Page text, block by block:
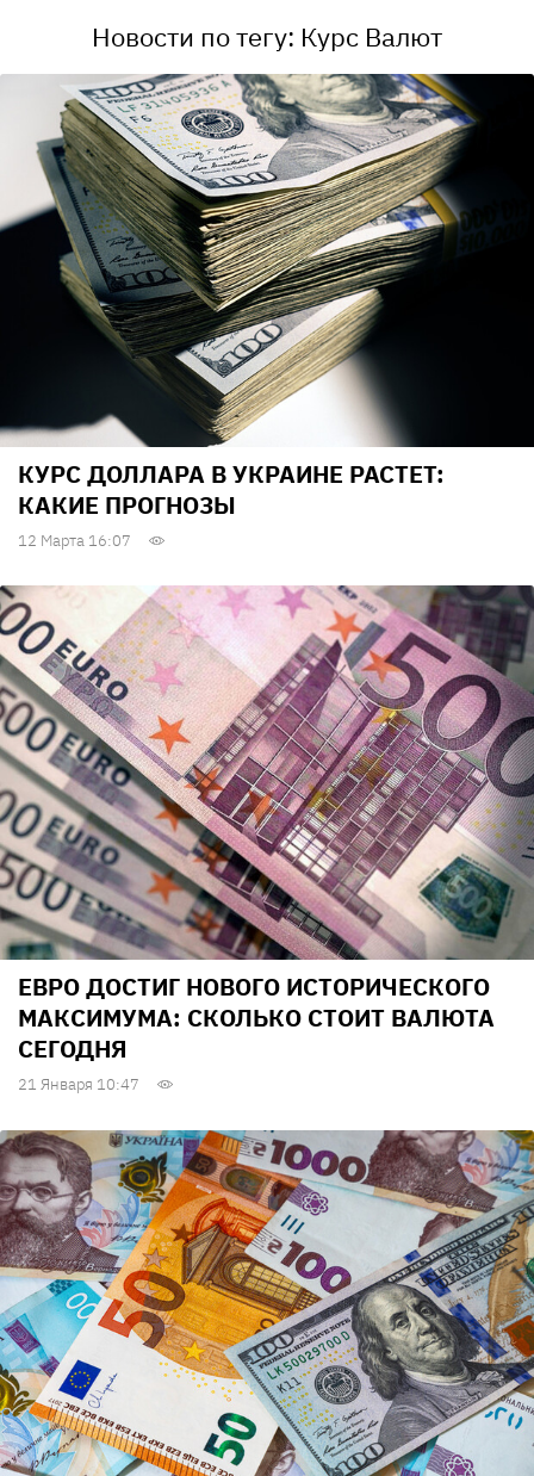
Новости по тегу: Курс Валют
КУРС ДОЛЛАРА В УКРАИНЕ РАСТЕТ:
КАКИЕ ПРОГНОЗЫ
12 Марта 16:07
ЕВРО ДОСТИГ НОВОГО ИСТОРИЧЕСКОГО
МАКСИМУМА: СКОЛЬКО СТОИТ ВАЛЮТА
CЕГОДНЯ
21 Января 10:47